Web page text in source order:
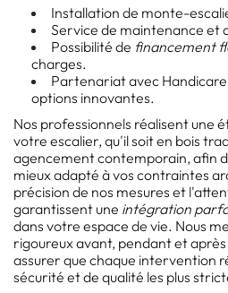
Installation de monte-
Service de maintenance et
Possibilité de financement
charges.
Partenariat avec
options innovantes.
Nos professionnels réalisent une
votre escalier, qu'il soit en bois
agencement contemporain, afin
mieux adapté à vos contraintes
précision de nos mesures et
garantissent une intégration
dans votre espace de vie. Nous
rigoureux avant, pendant et
assurer que chaque intervention
sécurité et de qualité les plus